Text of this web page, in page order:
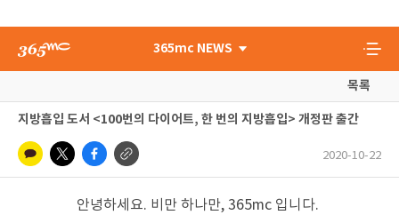
365mc NEWS
목록
지방흡입 도서 <100번의 다이어트, 한 번의 지방흡입> 개정판 출간
2020-10-22
안녕하세요. 비만 하나만, 365mc 입니다.